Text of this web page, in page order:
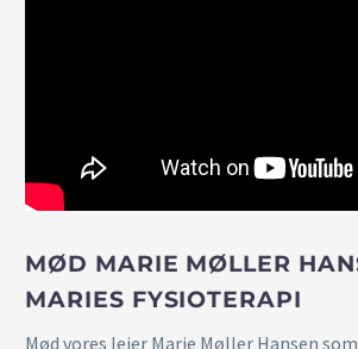
MØD MARIE MØLLER
MARIES FYSIOTERAPI
Mød vores lejer Marie Møller Hansen